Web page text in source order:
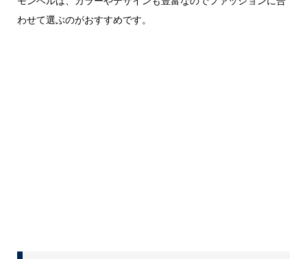
わせて選ぶのがおすすめです。